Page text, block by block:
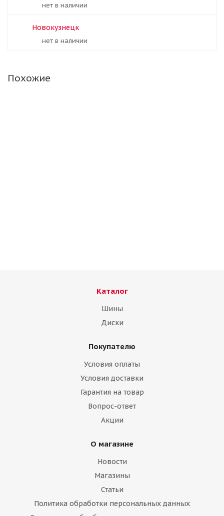
Нет в наличии
Новокузнецк
Нет в наличии
Похожие
Onyx 215/55/17 98H NY-W702
Каталог
Шины
Диски
Покупателю
Условия оплаты
Условия доставки
Гарантия на товар
Вопрос-ответ
Акции
О магазине
Новости
Магазины
Статьи
Политика обработки персональных данных